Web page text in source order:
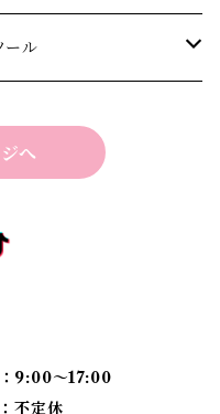
ール
へ
9:00〜17:00
不定休